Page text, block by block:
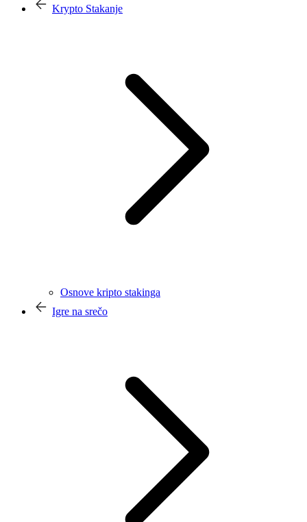
Krypto Stakanje
Osnove kripto stakinga
Igre na srečo